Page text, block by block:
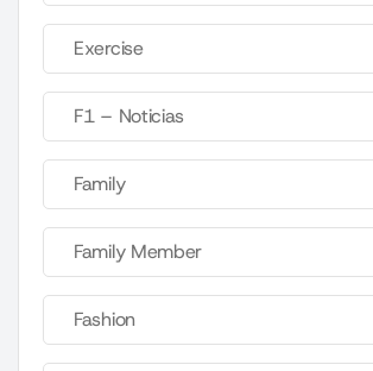
Exercise
F1 – Noticias
Family
Family Member
Fashion